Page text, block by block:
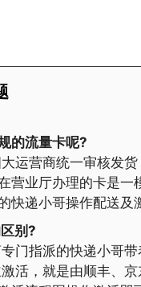
的流量卡呢?
运营商统一审核发
营业厅办理的卡是
快递小哥操作配送及
别?
门指派的快递小哥
活，就是由顺丰、